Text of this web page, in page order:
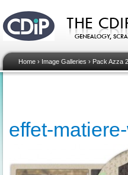
Home › Image Galleries › Pack Azza 2
effet-